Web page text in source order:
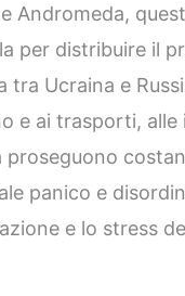
Andromeda,
per distribuire il
tra Ucraina e
e ai trasporti,
panico e
e lo stress